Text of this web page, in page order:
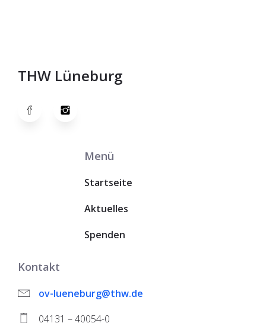
THW Lüneburg
Menü
Startseite
Aktuelles
Spenden
Kontakt
ov-lueneburg@thw.de
04131 – 40054-0